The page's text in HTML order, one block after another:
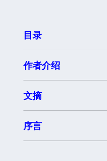
目录
作者介绍
文摘
序言